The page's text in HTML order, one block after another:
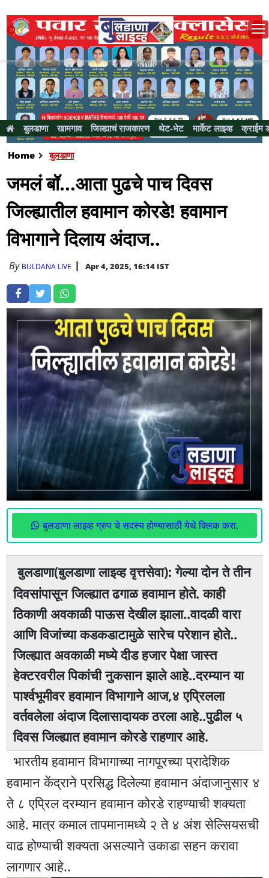
बुलडाणा खामगाव जिल्ह्याचं राजकारण थेट-भेट मार्केट लाइव्ह क्राईम
Home बुलडाणा
जमलं बॉ...आता पुढचे पाच दिवस
जिल्ह्यातील हवामान कोरडे! हवामान
विभागाने दिलाय अंदाज..
By BULDANA LIVE Apr 4, 2025, 16:14 IST
बुलडाणा लाइव्ह ग्रुप चे सदस्य होण्यासाठी येथे क्लिक करा.
बुलडाणा(बुलडाणा लाइव्ह वृत्तसेवा): गेल्या दोन ते तीन
दिवसांपासून जिल्ह्यात ढगाळ हवामान होते. काही
ठिकाणी अवकाळी पाऊस देखील झाला..वादळी वारा
आणि विजांच्या कडकडाटामुळे सारेच परेशान होते..
जिल्ह्यात अवकाळी मध्ये दीड हजार पेक्षा जास्त
हेक्टरवरील पिकांची नुकसान झाले आहे..दरम्यान या
पार्श्वभूमीवर हवामान विभागाने आज,४ एप्रिलला
वर्तवलेला अंदाज दिलासादायक ठरला आहे..पुढील ५
दिवस जिल्ह्यात हवामान कोरडे राहणार आहे.
भारतीय हवामान विभागाच्या नागपूरच्या प्रादेशिक
हवामान केंद्राने प्रसिद्ध दिलेल्या हवामान अंदाजानुसार ४
ते ८ एप्रिल दरम्यान हवामान कोरडे राहण्याची शक्यता
आहे. मात्र कमाल तापमानामध्ये २ ते ४ अंश सेल्सियसची
वाढ होण्याची शक्यता असल्याने उकाडा सहन करावा
लागणार आहे..